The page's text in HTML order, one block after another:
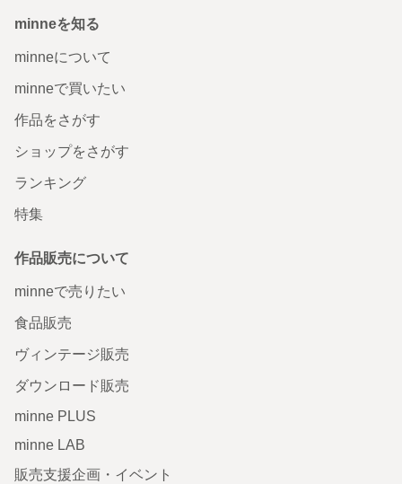
minneを知る
minneについて
minneで買いたい
作品をさがす
ショップをさがす
ランキング
特集
作品販売について
minneで売りたい
食品販売
ヴィンテージ販売
ダウンロード販売
minne PLUS
minne LAB
販売支援企画・イベント